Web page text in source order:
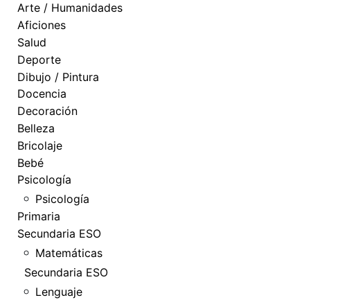
Arte / Humanidades
Aficiones
Salud
Deporte
Dibujo / Pintura
Docencia
Decoración
Belleza
Bricolaje
Bebé
Psicología
Psicología
Primaria
Secundaria ESO
Matemáticas
Secundaria ESO
Lenguaje